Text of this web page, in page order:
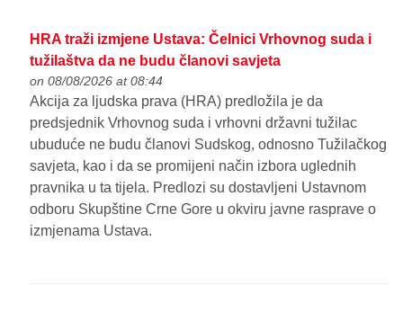
HRA traži izmjene Ustava: Čelnici Vrhovnog suda i
tužilaštva da ne budu članovi savjeta
on 08/08/2026 at 08:44
Akcija za ljudska prava (HRA) predložila je da
predsjednik Vrhovnog suda i vrhovni državni tužilac
ubuduće ne budu članovi Sudskog, odnosno Tužilačkog
savjeta, kao i da se promijeni način izbora uglednih
pravnika u ta tijela. Predlozi su dostavljeni Ustavnom
odboru Skupštine Crne Gore u okviru javne rasprave o
izmjenama Ustava.